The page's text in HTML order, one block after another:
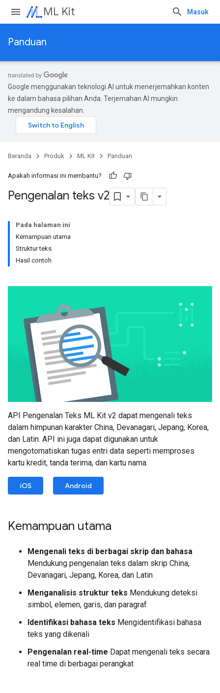
ML Kit Masuk
Panduan
Google menggunakan teknologi AI untuk menerjemahkan konten
ke dalam bahasa pilihan Anda. Terjemahan AI mungkin
mengandung kesalahan.
Beranda Produk ML Kit Panduan
Apakah informasi ini membantu?
Pengenalan teks v2
Pada halaman ini
Kemampuan utama
Struktur teks
Hasil contoh
API Pengenalan Teks ML Kit v2 dapat mengenali teks
dalam himpunan karakter China, Devanagari, Jepang, Korea,
dan Latin. API ini juga dapat digunakan untuk
mengotomatiskan tugas entri data seperti memproses
kartu kredit, tanda terima, dan kartu nama.
iOS Android
Kemampuan utama
Mengenali teks di berbagai skrip dan bahasa
Mendukung pengenalan teks dalam skrip China,
Devanagari, Jepang, Korea, dan Latin
Menganalisis struktur teks Mendukung deteksi
simbol, elemen, garis, dan paragraf
Identifikasi bahasa teks Mengidentifikasi bahasa
teks yang dikenali
Pengenalan real-time Dapat mengenali teks secara
real time di berbagai perangkat